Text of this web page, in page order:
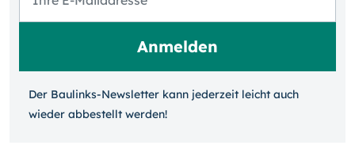
Der Baulinks-Newsletter kann jeder­zeit leicht auch
wieder ab­bestellt werden!